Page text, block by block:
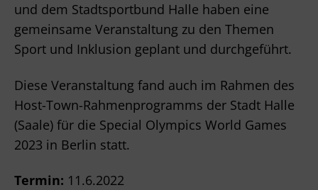
und dem Stadtsportbund Halle haben eine
gemeinsame Veranstaltung zu den Themen
Sport und Inklusion geplant und durchgeführt.
Diese Veranstaltung fand auch im Rahmen des
Host-Town-Rahmenprogramms der Stadt Halle
(Saale) für die Special Olympics World Games
2023 in Berlin statt.
Termin: 11.6.2022